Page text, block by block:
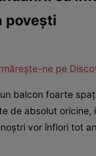
povești
ne pe
balcon foarte
de absolut oricine,
vor înflori tot